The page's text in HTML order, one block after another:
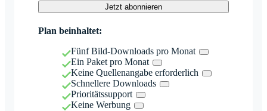
Jetzt abonnieren
Plan beinhaltet:
Fünf Bild-Downloads pro Monat
Ein Paket pro Monat
Keine Quellenangabe erforderlich
Schnellere Downloads
Prioritätssupport
Keine Werbung